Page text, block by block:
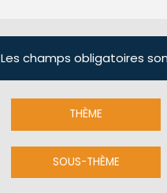
Les champs obligatoires
THÈME
SOUS-THÈME